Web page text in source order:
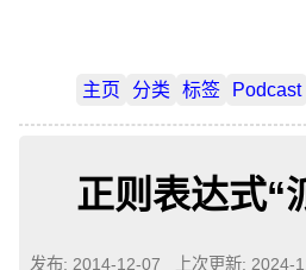
主页 分类 标签 Podcast
正则表达式“
发布: 2014-12-07 上次更新: 2024-